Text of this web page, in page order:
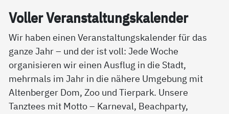
Vol­ler Ver­an­stal­tungs­ka­len­der
Wir haben einen Veranstaltungskalender für das
ganze Jahr – und der ist voll: Jede Woche
organisieren wir einen Ausflug in die Stadt,
mehrmals im Jahr in die nähere Umgebung mit
Altenberger Dom, Zoo und Tierpark. Unsere
Tanztees mit Motto – Karneval, Beachparty,